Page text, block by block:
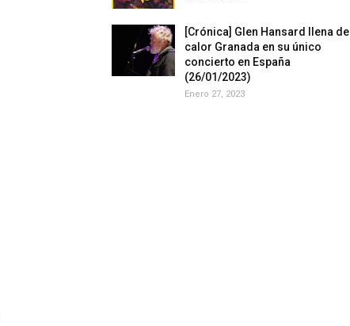
[Crónica] Glen Hansard llena de
calor Granada en su único
concierto en España
(26/01/2023)
Enero 27, 2023